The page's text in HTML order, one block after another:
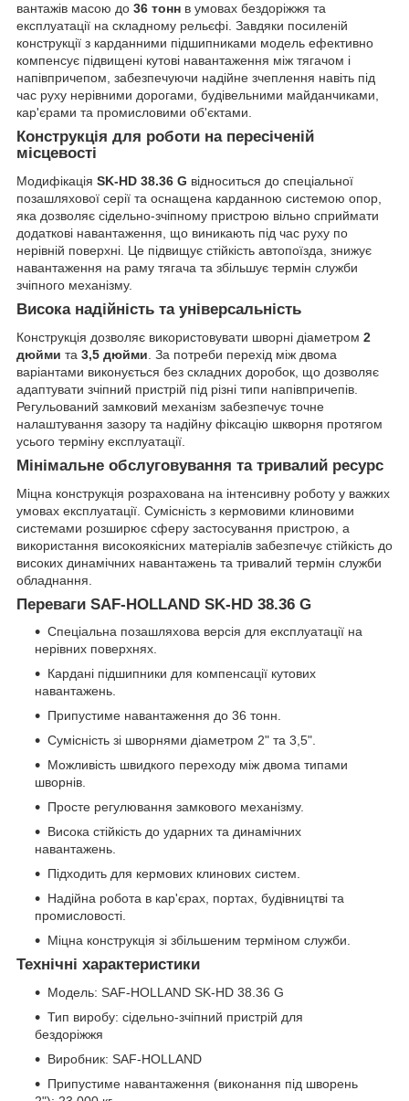
вантажів масою до 36 тонн в умовах бездоріжжя та
експлуатації на складному рельєфі. Завдяки посиленій
конструкції з карданними підшипниками модель ефективно
компенсує підвищені кутові навантаження між тягачом і
напівпричепом, забезпечуючи надійне зчеплення навіть під
час руху нерівними дорогами, будівельними майданчиками,
кар'єрами та промисловими об'єктами.
Конструкція для роботи на пересіченій
місцевості
Модифікація SK-HD 38.36 G відноситься до спеціальної
позашляхової серії та оснащена карданною системою опор,
яка дозволяє сідельно-зчіпному пристрою вільно сприймати
додаткові навантаження, що виникають під час руху по
нерівній поверхні. Це підвищує стійкість автопоїзда, знижує
навантаження на раму тягача та збільшує термін служби
зчіпного механізму.
Висока надійність та універсальність
Конструкція дозволяє використовувати шворні діаметром 2
дюйми та 3,5 дюйми . За потреби перехід між двома
варіантами виконується без складних доробок, що дозволяє
адаптувати зчіпний пристрій під різні типи напівпричепів.
Регульований замковий механізм забезпечує точне
налаштування зазору та надійну фіксацію шкворня протягом
усього терміну експлуатації.
Мінімальне обслуговування та тривалий ресурс
Міцна конструкція розрахована на інтенсивну роботу у важких
умовах експлуатації. Сумісність з кермовими клиновими
системами розширює сферу застосування пристрою, а
використання високоякісних матеріалів забезпечує стійкість до
високих динамічних навантажень та тривалий термін служби
обладнання.
Переваги SAF-HOLLAND SK-HD 38.36 G
Спеціальна позашляхова версія для експлуатації на
нерівних поверхнях.
Кардані підшипники для компенсації кутових
навантажень.
Припустиме навантаження до 36 тонн.
Сумісність зі шворнями діаметром 2" та 3,5".
Можливість швидкого переходу між двома типами
шворнів.
Просте регулювання замкового механізму.
Висока стійкість до ударних та динамічних
навантажень.
Підходить для кермових клинових систем.
Надійна робота в кар'єрах, портах, будівництві та
промисловості.
Міцна конструкція зі збільшеним терміном служби.
Технічні характеристики
Модель: SAF-HOLLAND SK-HD 38.36 G
Тип виробу: сідельно-зчіпний пристрій для
бездоріжжя
Виробник: SAF-HOLLAND
Припустиме навантаження (виконання під шворень